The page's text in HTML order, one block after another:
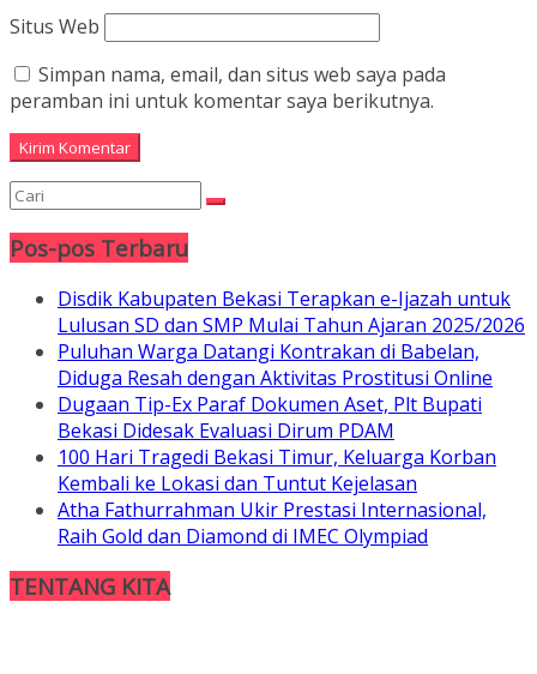
Situs Web
Simpan nama, email, dan situs web saya pada
peramban ini untuk komentar saya berikutnya.
Pos-pos Terbaru
Disdik Kabupaten Bekasi Terapkan e-Ijazah untuk
Lulusan SD dan SMP Mulai Tahun Ajaran 2025/2026
Puluhan Warga Datangi Kontrakan di Babelan,
Diduga Resah dengan Aktivitas Prostitusi Online
Dugaan Tip-Ex Paraf Dokumen Aset, Plt Bupati
Bekasi Didesak Evaluasi Dirum PDAM
100 Hari Tragedi Bekasi Timur, Keluarga Korban
Kembali ke Lokasi dan Tuntut Kejelasan
Atha Fathurrahman Ukir Prestasi Internasional,
Raih Gold dan Diamond di IMEC Olympiad
TENTANG KITA